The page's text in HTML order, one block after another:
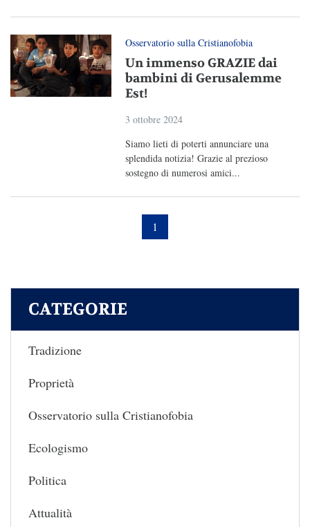
Osservatorio sulla Cristianofobia
Un immenso GRAZIE dai
bambini di Gerusalemme
Est!
3 ottobre 2024
Siamo lieti di poterti annunciare una
splendida notizia! Grazie al prezioso
sostegno di numerosi amici...
1
CATEGORIE
Tradizione
Proprietà
Osservatorio sulla Cristianofobia
Ecologismo
Politica
Attualità